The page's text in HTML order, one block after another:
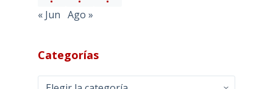
« Jun Ago »
Categorías
Categorías